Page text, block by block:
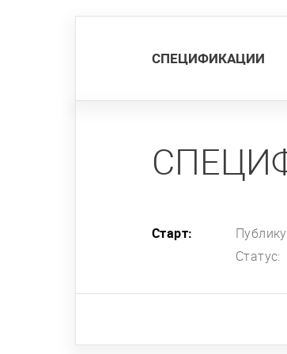
СПЕЦИФИКАЦИИ
Старт:
Статус: